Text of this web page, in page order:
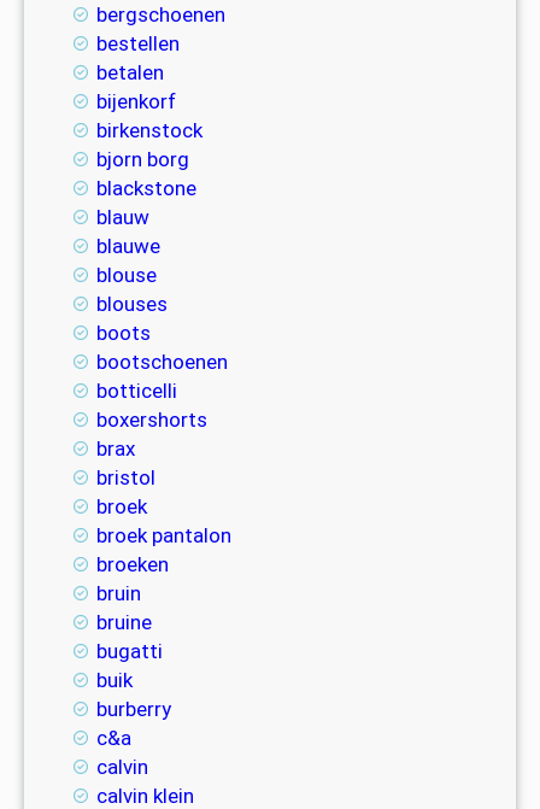
bergschoenen
bestellen
betalen
bijenkorf
birkenstock
bjorn borg
blackstone
blauw
blauwe
blouse
blouses
boots
bootschoenen
botticelli
boxershorts
brax
bristol
broek
broek pantalon
broeken
bruin
bruine
bugatti
buik
burberry
c&a
calvin
calvin klein